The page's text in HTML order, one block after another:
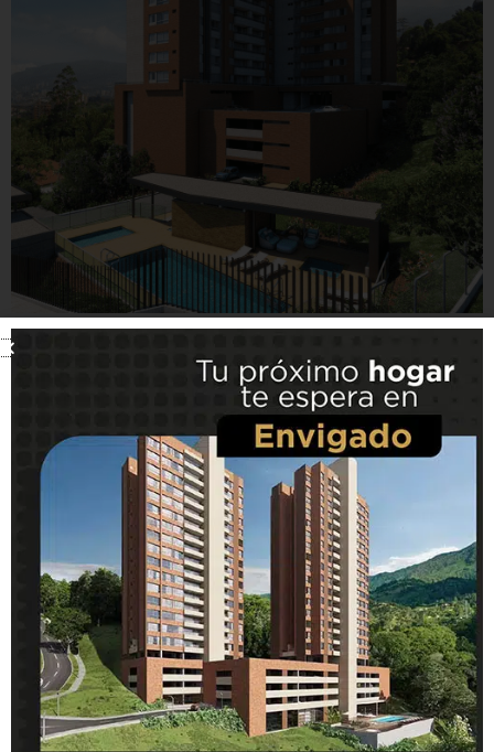
Vivir en Envigado
trae muchos beneficios
Uno de los municipio con la mejor
calidad para vivir del país
Ciudad intermedia de Colombia,
más sostenible y más innovadora
Fácil acceso y excelente servicio
de transporte público
Sector campestre y muy residencial
En construcción tradicional
Esta es tu oportunidad de vivir en Envigado